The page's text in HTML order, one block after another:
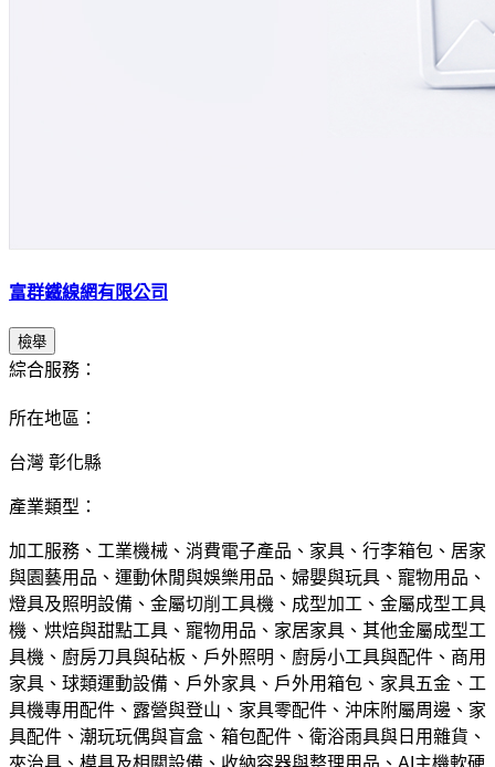
富群鐵線網有限公司
檢舉
綜合服務：
所在地區：
台灣 彰化縣
產業類型：
加工服務、工業機械、消費電子產品、家具、行李箱包、居家
與園藝用品、運動休閒與娛樂用品、婦嬰與玩具、寵物用品、
燈具及照明設備、金屬切削工具機、成型加工、金屬成型工具
機、烘焙與甜點工具、寵物用品、家居家具、其他金屬成型工
具機、廚房刀具與砧板、戶外照明、廚房小工具與配件、商用
家具、球類運動設備、戶外家具、戶外用箱包、家具五金、工
具機專用配件、露營與登山、家具零配件、沖床附屬周邊、家
具配件、潮玩玩偶與盲盒、箱包配件、衛浴雨具與日用雜貨、